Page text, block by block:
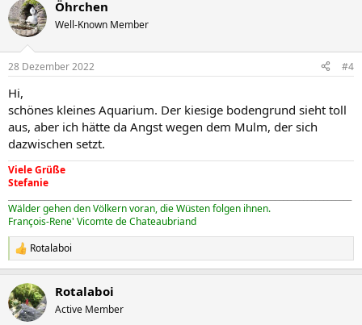
k
t
i
e
:
Öhrchen
Well-Known Member
28 Dezember 2022 #4
Hi,
schönes kleines Aquarium. Der kiesige bodengrund sieht toll
aus, aber ich hätte da Angst wegen dem Mulm, der sich
dazwischen setzt.
Viele Grüße
Stefanie
Wälder gehen den Völkern voran, die Wüsten folgen ihnen.
François-Rene' Vicomte de Chateaubriand
R
e
k
t
i
Rotalaboi
Rotalaboi
Active Member